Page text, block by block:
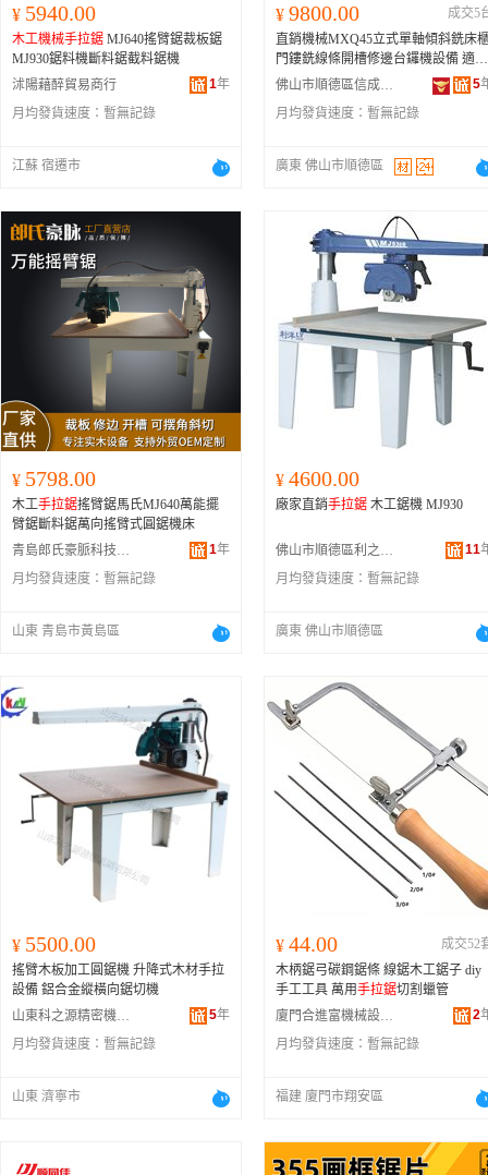
¥ 5940.00
木工機械手拉鋸 MJ640搖臂鋸裁板鋸
MJ930鋸料機斷料鋸截料鋸機
沭陽藉醉貿易商行
1年
月均發貨速度： 暫無記錄
江蘇 宿遷市
¥ 9800.00
成交5
直銷機械MXQ45立式單軸傾斜銑床
門鏤銑線條開槽修邊台鑼機設備 適用
范圍 MJ2236手拉鋸佛山市順德區信成俊機械有限公司 5
月均發貨速度： 暫無記錄
廣東 佛山市順德區
¥ 5798.00
木工手拉鋸搖臂鋸馬氏MJ640萬能擺
臂鋸斷料鋸萬向搖臂式圓鋸機床
青島郎氏豪脈科技有限公司
1年
月均發貨速度： 暫無記錄
山東 青島市黃島區
¥ 4600.00
廠家直銷手拉鋸 木工鋸機 MJ930
佛山市順德區利之洋機械有限公司 11
月均發貨速度： 暫無記錄
廣東 佛山市順德區
¥ 5500.00
搖臂木板加工圓鋸機 升降式木材手拉
設備 鋁合金縱橫向鋸切機
山東科之源精密機械有限公司
5年
月均發貨速度： 暫無記錄
山東 濟寧市
¥ 44.00
成交52
木柄鋸弓碳鋼鋸條 線鋸木工鋸子 diy
手工工具 萬用手拉鋸切割蠟管
廈門合進富機械設備有限公司
2
月均發貨速度： 暫無記錄
福建 廈門市翔安區